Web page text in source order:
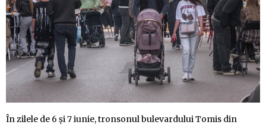
În zilele de 6 și 7 iunie, tronsonul bulevardului Tomis din